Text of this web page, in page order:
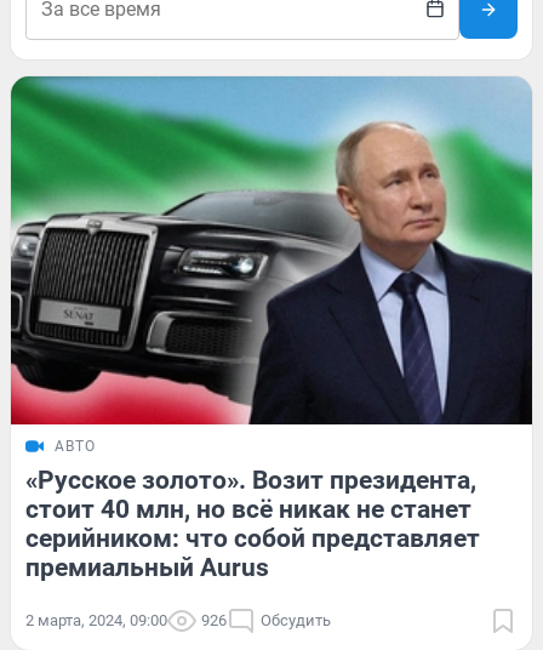
АВТО
«Русское золото». Возит президента,
стоит 40 млн, но всё никак не станет
серийником: что собой представляет
премиальный Aurus
2 марта, 2024, 09:00 926 Обсудить